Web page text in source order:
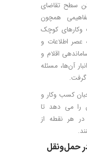
سطح تقاضای
همچون
­وکارهای کوچک
اطلاعات و
اقلام و
آن‌ها، مسئله
گرفت.
کسب­ وکار و
را می­ دهد تا
هر نقطه از
حمل‌ونقل